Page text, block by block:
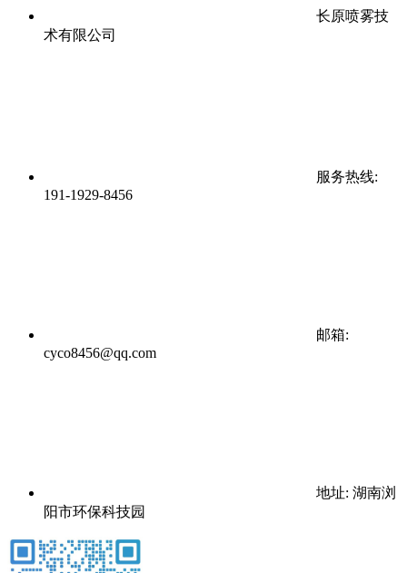
长原喷雾技
术有限公司
服务热线:
191-1929-8456
邮箱:
cyco8456@qq.com
地址: 湖南浏
阳市环保科技园